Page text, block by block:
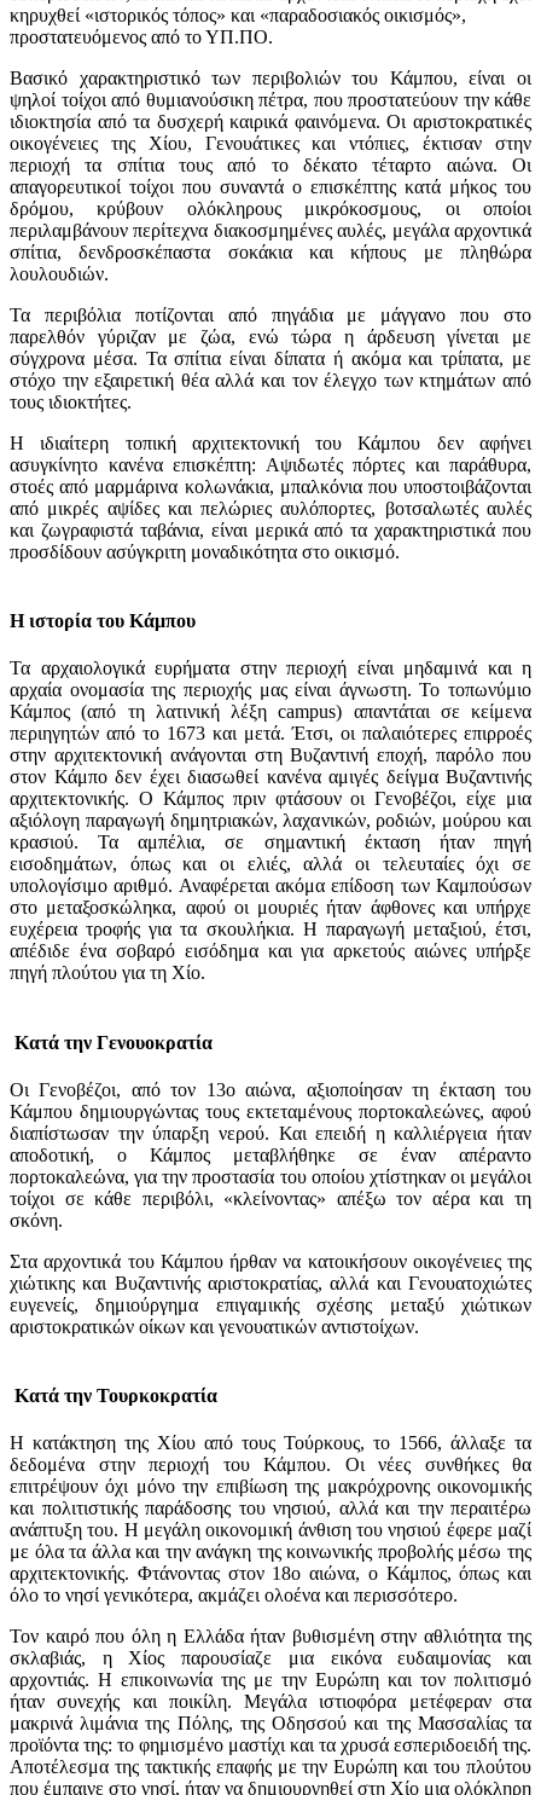
κηρυχθεί «ιστορικός τόπος» και «παραδοσιακός οικισμός»,
προστατευόμενος από το ΥΠ.ΠΟ.
Βασικό χαρακτηριστικό των περιβολιών του Κάμπου, είναι οι
ψηλοί τοίχοι από θυμιανούσικη πέτρα, που προστατεύουν την κάθε
ιδιοκτησία από τα δυσχερή καιρικά φαινόμενα. Οι αριστοκρατικές
οικογένειες της Χίου, Γενουάτικες και ντόπιες, έκτισαν στην
περιοχή τα σπίτια τους από το δέκατο τέταρτο αιώνα. Οι
απαγορευτικοί τοίχοι που συναντά ο επισκέπτης κατά μήκος του
δρόμου, κρύβουν ολόκληρους μικρόκοσμους, οι οποίοι
περιλαμβάνουν περίτεχνα διακοσμημένες αυλές, μεγάλα αρχοντικά
σπίτια, δενδροσκέπαστα σοκάκια και κήπους με πληθώρα
λουλουδιών.
Τα περιβόλια ποτίζονται από πηγάδια με μάγγανο που στο
παρελθόν γύριζαν με ζώα, ενώ τώρα η άρδευση γίνεται με
σύγχρονα μέσα. Τα σπίτια είναι δίπατα ή ακόμα και τρίπατα, με
στόχο την εξαιρετική θέα αλλά και τον έλεγχο των κτημάτων από
τους ιδιοκτήτες.
Η ιδιαίτερη τοπική αρχιτεκτονική του Κάμπου δεν αφήνει
ασυγκίνητο κανένα επισκέπτη: Αψιδωτές πόρτες και παράθυρα,
στοές από μαρμάρινα κολωνάκια, μπαλκόνια που υποστοιβάζονται
από μικρές αψίδες και πελώριες αυλόπορτες, βοτσαλωτές αυλές
και ζωγραφιστά ταβάνια, είναι μερικά από τα χαρακτηριστικά που
προσδίδουν ασύγκριτη μοναδικότητα στο οικισμό.
Η ιστορία του Κάμπου
Τα αρχαιολογικά ευρήματα στην περιοχή είναι μηδαμινά και η
αρχαία ονομασία της περιοχής μας είναι άγνωστη. Το τοπωνύμιο
Κάμπος (από τη λατινική λέξη campus) απαντάται σε κείμενα
περιηγητών από το 1673 και μετά. Έτσι, οι παλαιότερες επιρροές
στην αρχιτεκτονική ανάγονται στη Βυζαντινή εποχή, παρόλο που
στον Κάμπο δεν έχει διασωθεί κανένα αμιγές δείγμα Βυζαντινής
αρχιτεκτονικής. Ο Κάμπος πριν φτάσουν οι Γενοβέζοι, είχε μια
αξιόλογη παραγωγή δημητριακών, λαχανικών, ροδιών, μούρου και
κρασιού. Τα αμπέλια, σε σημαντική έκταση ήταν πηγή
εισοδημάτων, όπως και οι ελιές, αλλά οι τελευταίες όχι σε
υπολογίσιμο αριθμό. Αναφέρεται ακόμα επίδοση των Καμπούσων
στο μεταξοσκώληκα, αφού οι μουριές ήταν άφθονες και υπήρχε
ευχέρεια τροφής για τα σκουλήκια. Η παραγωγή μεταξιού, έτσι,
απέδιδε ένα σοβαρό εισόδημα και για αρκετούς αιώνες υπήρξε
πηγή πλούτου για τη Χίο.
Κατά την Γενουοκρατία
Οι Γενοβέζοι, από τον 13ο αιώνα, αξιοποίησαν τη έκταση του
Κάμπου δημιουργώντας τους εκτεταμένους πορτοκαλεώνες, αφού
διαπίστωσαν την ύπαρξη νερού. Και επειδή η καλλιέργεια ήταν
αποδοτική, ο Κάμπος μεταβλήθηκε σε έναν απέραντο
πορτοκαλεώνα, για την προστασία του οποίου χτίστηκαν οι μεγάλοι
τοίχοι σε κάθε περιβόλι, «κλείνοντας» απέξω τον αέρα και τη
σκόνη.
Στα αρχοντικά του Κάμπου ήρθαν να κατοικήσουν οικογένειες της
χιώτικης και Βυζαντινής αριστοκρατίας, αλλά και Γενουατοχιώτες
ευγενείς, δημιούργημα επιγαμικής σχέσης μεταξύ χιώτικων
αριστοκρατικών οίκων και γενουατικών αντιστοίχων.
Κατά την Τουρκοκρατία
Η κατάκτηση της Χίου από τους Τούρκους, το 1566, άλλαξε τα
δεδομένα στην περιοχή του Κάμπου. Οι νέες συνθήκες θα
επιτρέψουν όχι μόνο την επιβίωση της μακρόχρονης οικονομικής
και πολιτιστικής παράδοσης του νησιού, αλλά και την περαιτέρω
ανάπτυξη του. Η μεγάλη οικονομική άνθιση του νησιού έφερε μαζί
με όλα τα άλλα και την ανάγκη της κοινωνικής προβολής μέσω της
αρχιτεκτονικής. Φτάνοντας στον 18ο αιώνα, ο Κάμπος, όπως και
όλο το νησί γενικότερα, ακμάζει ολοένα και περισσότερο.
Τον καιρό που όλη η Ελλάδα ήταν βυθισμένη στην αθλιότητα της
σκλαβιάς, η Χίος παρουσίαζε μια εικόνα ευδαιμονίας και
αρχοντιάς. Η επικοινωνία της με την Ευρώπη και τον πολιτισμό
ήταν συνεχής και ποικίλη. Μεγάλα ιστιοφόρα μετέφεραν στα
μακρινά λιμάνια της Πόλης, της Οδησσού και της Μασσαλίας τα
προϊόντα της: το φημισμένο μαστίχι και τα χρυσά εσπεριδοειδή της.
Αποτέλεσμα της τακτικής επαφής με την Ευρώπη και του πλούτου
που έμπαινε στο νησί, ήταν να δημιουργηθεί στη Χίο μια ολόκληρη